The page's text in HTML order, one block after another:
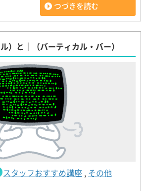
つづきを読む
）と｜（バーティカル・バー）
スタッフおすすめ講座 , その他